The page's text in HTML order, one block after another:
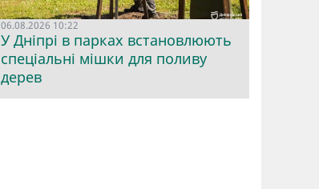
06.08.2026 10:22
У Дніпрі в парках встановлюють
спеціальні мішки для поливу
дерев